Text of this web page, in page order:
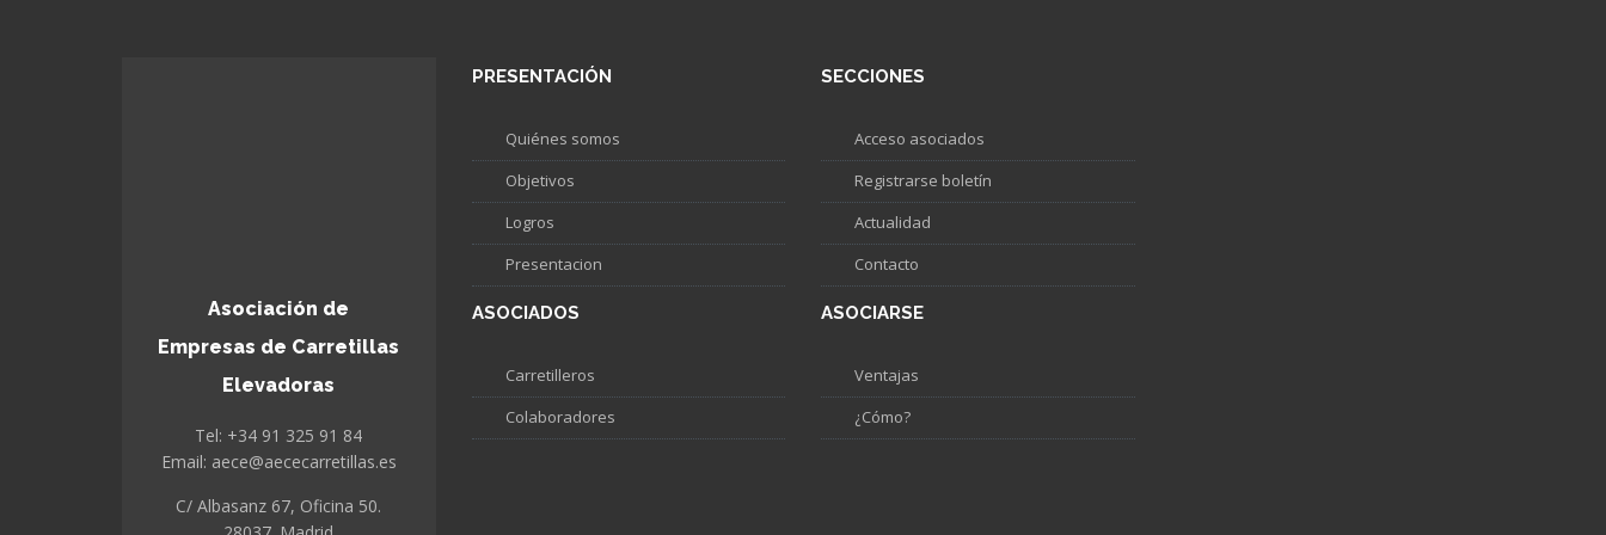
Asociación de
Empresas de Carretillas
Elevadoras
Tel: +34 91 325 91 84
Email: aece@aececarretillas.es
C/ Albasanz 67, Oficina 50.
PRESENTACIÓN
Quiénes somos
Objetivos
Logros
Presentacion
ASOCIADOS
Carretilleros
Colaboradores
SECCIONES
Acceso asociados
Registrarse boletín
Actualidad
Contacto
ASOCIARSE
Ventajas
¿Cómo?